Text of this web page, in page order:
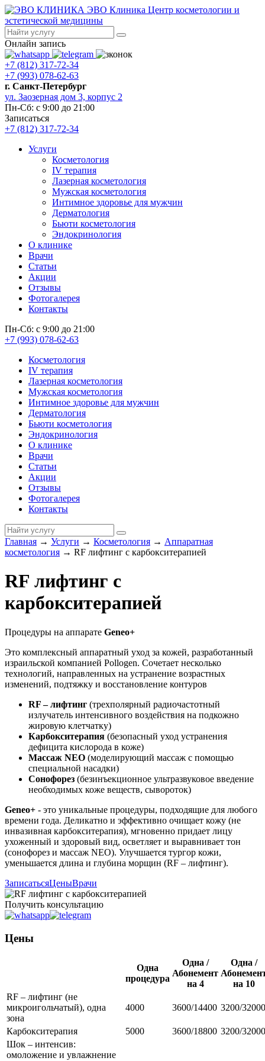
ЭВО Клиника Центр косметологии и
эстетической медицины
Онлайн запись
+7 (812) 317-72-34
+7 (993) 078-62-63
г. Санкт-Петербург
ул. Заозерная дом 3, корпус 2
Пн-Сб: с 9:00 до 21:00
Записаться
+7 (812) 317-72-34
Услуги
Косметология
IV терапия
Лазерная косметология
Мужская косметология
Интимное здоровье для мужчин
Дерматология
Бьюти косметология
Эндокринология
О клинике
Врачи
Статьи
Акции
Отзывы
Фотогалерея
Контакты
Пн-Сб: с 9:00 до 21:00
+7 (993) 078-62-63
Косметология
IV терапия
Лазерная косметология
Мужская косметология
Интимное здоровье для мужчин
Дерматология
Бьюти косметология
Эндокринология
О клинике
Врачи
Статьи
Акции
Отзывы
Фотогалерея
Контакты
Главная → Услуги → Косметология → Аппаратная
косметология → RF лифтинг с карбокситерапией
RF лифтинг с
карбокситерапией
Процедуры на аппарате Geneo+
Это комплексный аппаратный уход за кожей, разработанный
израильской компанией Pollogen. Сочетает несколько
технологий, направленных на устранение возрастных
изменений, подтяжку и восстановление контуров
RF – лифтинг (трехполярный радиочастотный
излучатель интенсивного воздействия на подкожно
жировую клетчатку)
Карбокситерапия (безопасный уход устранения
дефицита кислорода в коже)
Массаж NEO (моделирующий массаж с помощью
специальной насадки)
Сонофорез (безинъекционное ультразвуковое введение
необходимых коже веществ, сывороток)
Geneo+ - это уникальные процедуры, подходящие для любого
времени года. Деликатно и эффективно очищает кожу (не
инвазивная карбокситерапия), мгновенно придает лицу
ухоженный и здоровый вид, осветляет и выравнивает тон
(сонофорез и массаж NEO). Улучшается тургор кожи,
уменьшается длина и глубина морщин (RF – лифтинг).
ЗаписатьсяЦеныВрачи
Получить консультацию
Цены
Одна
процедура
Одна /
Абонемент
на 4
Одна /
на 10
RF – лифтинг (не
микроигольчатый), одна
зона
4000 3600/14400 3200/32000
Карбокситерапия 5000 3600/18800 3200/32000
Шок – интенсив:
омоложение и увлажнение